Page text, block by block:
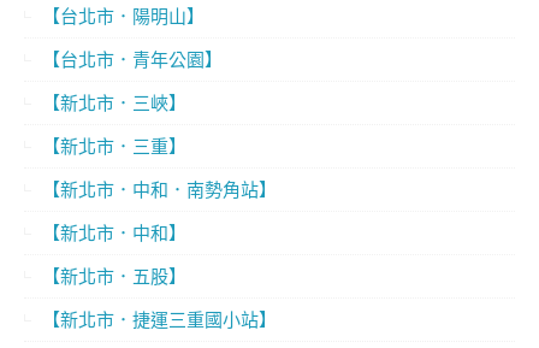
【台北市．陽明山】
【台北市．青年公園】
【新北市．三峽】
【新北市．三重】
【新北市．中和．南勢角站】
【新北市．中和】
【新北市．五股】
【新北市．捷運三重國小站】